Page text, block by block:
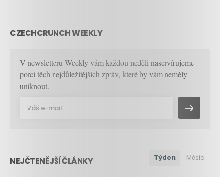
CZECHCRUNCH WEEKLY
V newsletteru Weekly vám každou neděli naservírujeme
porci těch nejdůležitějších zpráv, které by vám neměly
uniknout.
NEJČTENĚJŠÍ ČLÁNKY Týden Měsíc